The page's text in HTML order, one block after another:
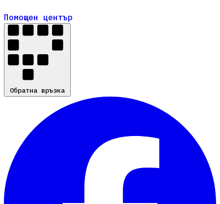
Помощен център
Помощен център
Обратна връзка
Обратна връзка